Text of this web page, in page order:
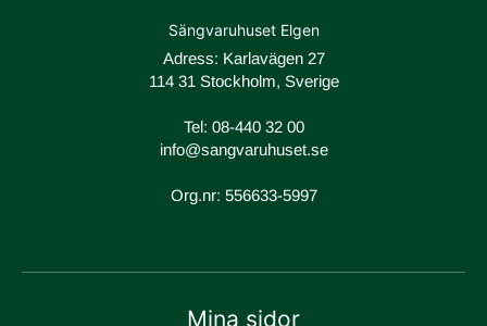
Sängvaruhuset Elgen
Adress: Karlavägen 27
114 31 Stockholm, Sverige
Tel: 08-440 32 00
info@sangvaruhuset.se
Org.nr: 556633-5997
Mina sidor